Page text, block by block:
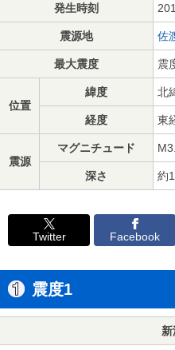
発生時刻
震源地 佐
最大震度 震
位置
緯度 北
経度 東
震源
マグニチュード
深さ 約
Twitter Facebook
震度1